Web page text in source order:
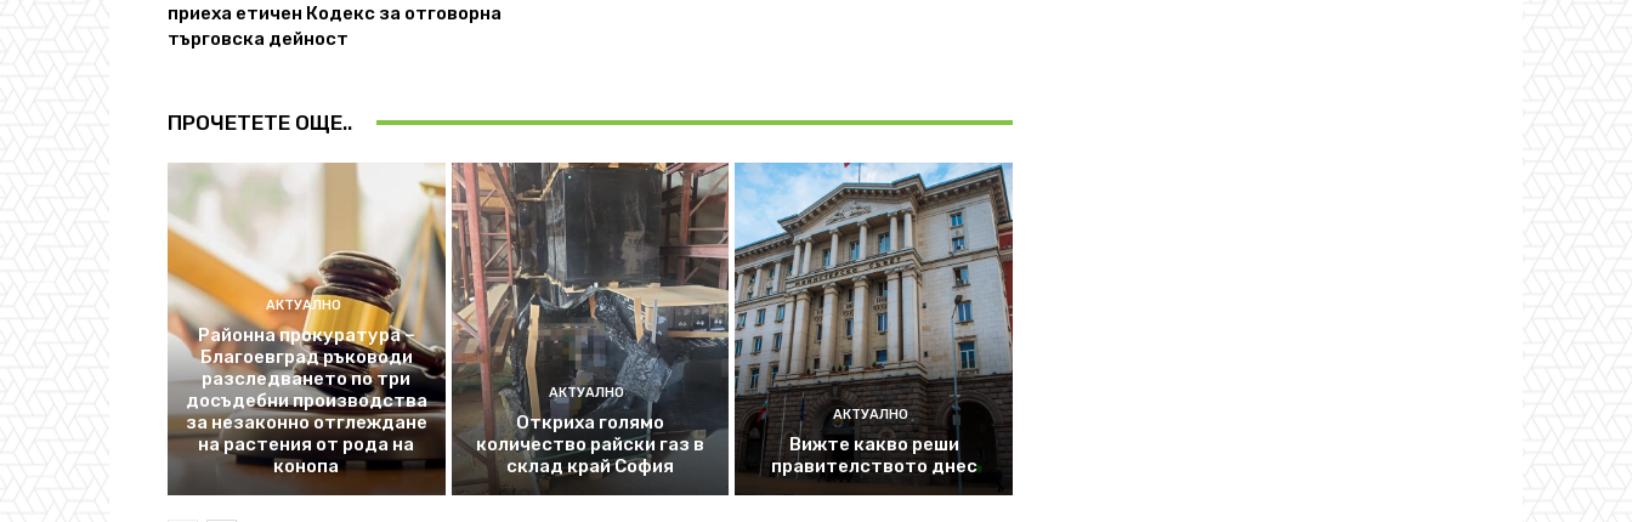
приеха етичен Кодекс за отговорна
търговска дейност
ПРОЧЕТЕТЕ ОЩЕ..
АКТУАЛНО
Районна прокуратура –
Благоевград ръководи
разследването по три
досъдебни производства
за незаконно отглеждане
на растения от рода на
конопа
АКТУАЛНО
Откриха голямо
количество райски газ в
склад край София
АКТУАЛНО
Вижте какво реши
правителството днес